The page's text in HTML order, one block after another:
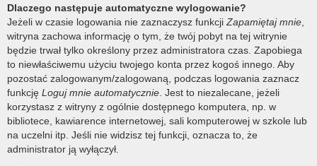
Dlaczego następuje automatyczne wylogowanie?
Jeżeli w czasie logowania nie zaznaczysz funkcji Zapamiętaj mnie
witryna zachowa informację o tym, że twój pobyt na tej witrynie
będzie trwał tylko określony przez administratora czas. Zapobiega
to niewłaściwemu użyciu twojego konta przez kogoś innego. Aby
pozostać zalogowanym/zalogowaną, podczas logowania zaznacz
funkcję Loguj mnie automatycznie . Jest to niezalecane, jeżeli
korzystasz z witryny z ogólnie dostępnego komputera, np. w
bibliotece, kawiarence internetowej, sali komputerowej w szkole lub
na uczelni itp. Jeśli nie widzisz tej funkcji, oznacza to, że
administrator ją wyłączył.